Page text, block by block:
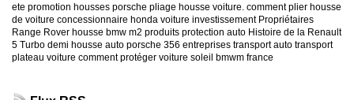
ete promotion housses porsche pliage housse voiture. comment plier housse
de voiture concessionnaire honda voiture investissement Propriétaires
Range Rover housse bmw m2 produits protection auto Histoire de la Renault
5 Turbo demi housse auto porsche 356 entreprises transport auto transport
plateau voiture comment protéger voiture soleil bmwm france